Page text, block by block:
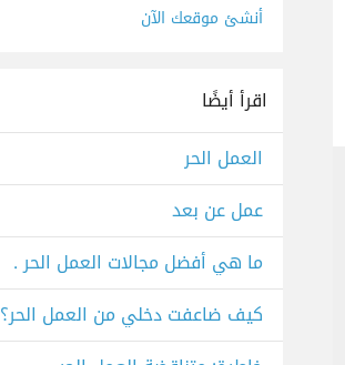
أنشئ موقعك الآن
اقرأ أيضًا
العمل الحر
عمل عن بعد
ما هي أفضل مجالات العمل الحر .
كيف ضاعفت دخلي من العمل الحر؟